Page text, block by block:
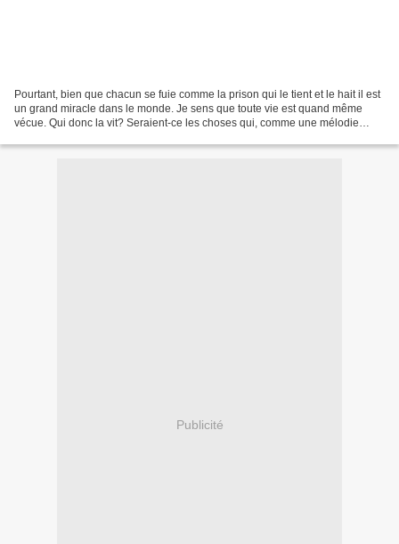
Pourtant, bien que chacun se fuie comme la prison qui le tient et le hait il est
un grand miracle dans le monde. Je sens que toute vie est quand même
vécue. Qui donc la vit? Seraient-ce les choses qui, comme une mélodie
Publicité